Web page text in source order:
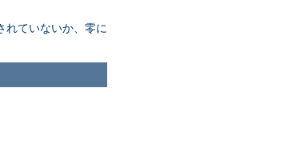
れていないか、零に